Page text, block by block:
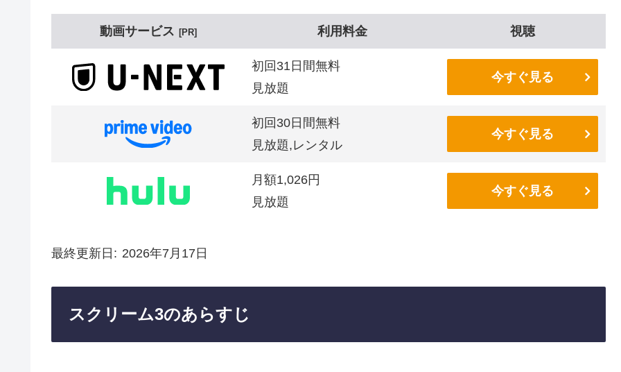
動画サービス PR 利用料金 視聴
初回31日間無料
見放題
今すぐ見る
初回30日間無料
見放題,レンタル
今すぐ見る
月額1,026円
見放題
今すぐ見る
最終更新日 2026年7月17日
スクリーム3のあらすじ